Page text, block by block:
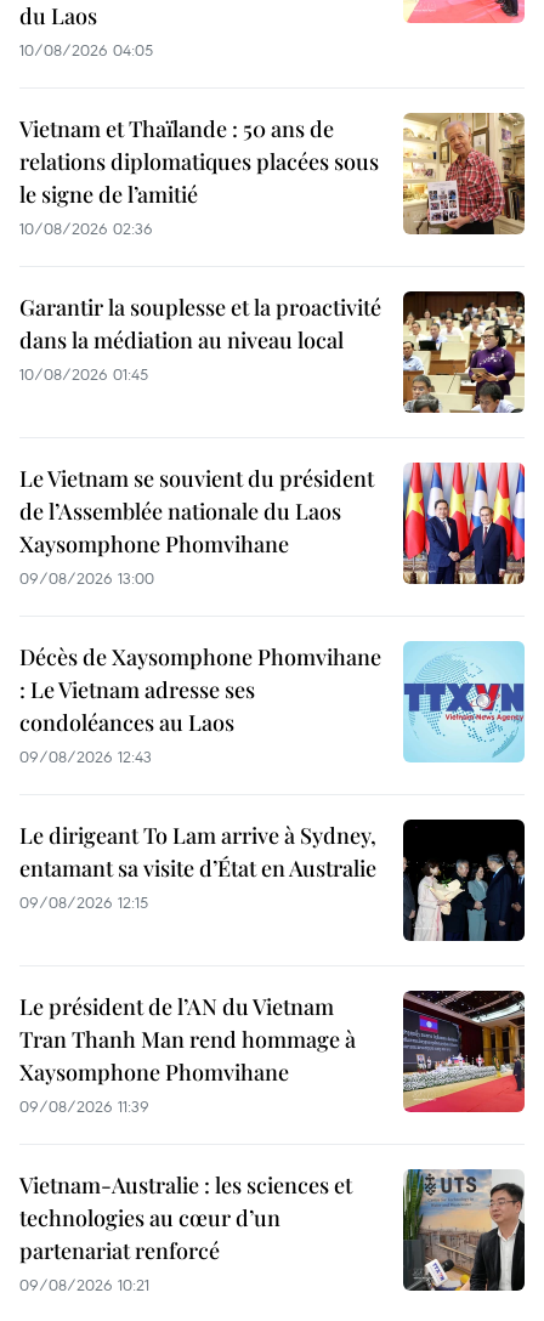
du Laos
10/08/2026 04:05
Vietnam et Thaïlande : 50 ans de
relations diplomatiques placées sous
le signe de l’amitié
10/08/2026 02:36
Garantir la souplesse et la proactivité
dans la médiation au niveau local
10/08/2026 01:45
Le Vietnam se souvient du président
de l’Assemblée nationale du Laos
Xaysomphone Phomvihane
09/08/2026 13:00
Décès de Xaysomphone Phomvihane
: Le Vietnam adresse ses
condoléances au Laos
09/08/2026 12:43
Le dirigeant To Lam arrive à Sydney,
entamant sa visite d’État en Australie
09/08/2026 12:15
Le président de l’AN du Vietnam
Tran Thanh Man rend hommage à
Xaysomphone Phomvihane
09/08/2026 11:39
Vietnam-Australie : les sciences et
technologies au cœur d’un
partenariat renforcé
09/08/2026 10:21